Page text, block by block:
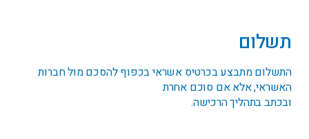
תשלום
התשלום מתבצע בכרטיס אשראי בכפוף להסכם מול חברות
האשראי, אלא אם סוכם אחרת
ובכתב בתהליך הרכישה.